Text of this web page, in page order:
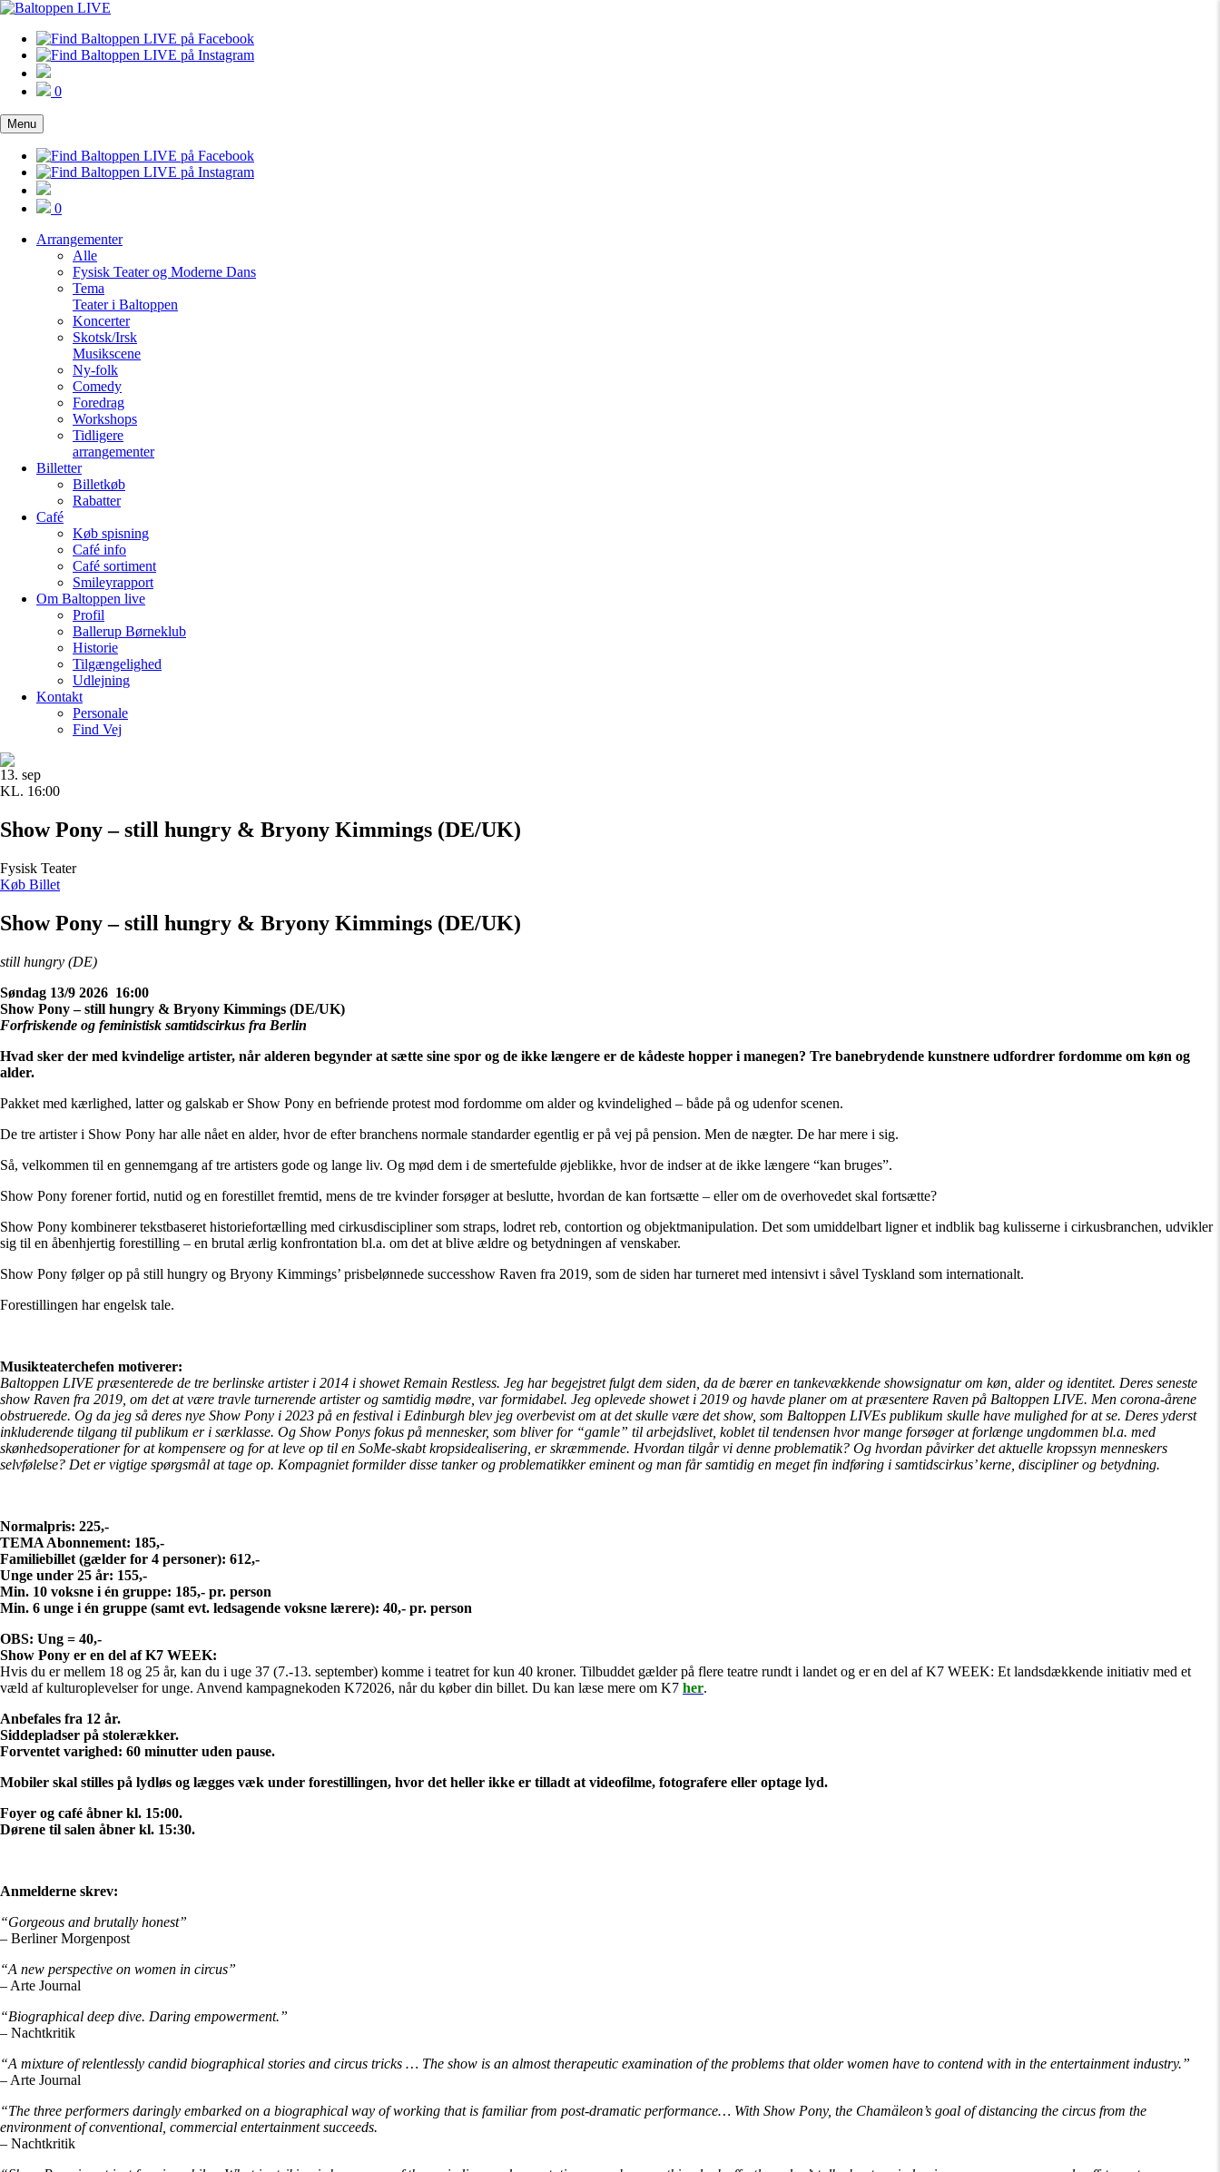
0
Menu
0
Arrangementer
Alle
Fysisk Teater og Moderne Dans
Tema
Teater i Baltoppen
Koncerter
Skotsk/Irsk
Musikscene
Ny-folk
Comedy
Foredrag
Workshops
Tidligere
arrangementer
Billetter
Billetkøb
Rabatter
Café
Køb spisning
Café info
Café sortiment
Smileyrapport
Om Baltoppen live
Profil
Ballerup Børneklub
Historie
Tilgængelighed
Udlejning
Kontakt
Personale
Find Vej
13. sep
KL. 16:00
Show Pony – still hungry & Bryony Kimmings (DE/UK)
Fysisk Teater
Køb Billet
Show Pony – still hungry & Bryony Kimmings (DE/UK)
still hungry (DE)
Søndag 13/9 2026 16:00
Show Pony – still hungry & Bryony Kimmings (DE/UK)
Forfriskende og feministisk samtidscirkus fra Berlin
Hvad sker der med kvindelige artister, når alderen begynder at sætte sine spor og de ikke længere er de kådeste hopper i manegen? Tre banebrydende kunstnere udfordrer fordomme om køn og
alder.
Pakket med kærlighed, latter og galskab er Show Pony en befriende protest mod fordomme om alder og kvindelighed – både på og udenfor scenen.
De tre artister i Show Pony har alle nået en alder, hvor de efter branchens normale standarder egentlig er på vej på pension. Men de nægter. De har mere i sig.
Så, velkommen til en gennemgang af tre artisters gode og lange liv. Og mød dem i de smertefulde øjeblikke, hvor de indser at de ikke længere “kan bruges”.
Show Pony forener fortid, nutid og en forestillet fremtid, mens de tre kvinder forsøger at beslutte, hvordan de kan fortsætte – eller om de overhovedet skal fortsætte?
Show Pony kombinerer tekstbaseret historiefortælling med cirkusdiscipliner som straps, lodret reb, contortion og objektmanipulation. Det som umiddelbart ligner et indblik bag kulisserne i cirkusbranchen, udvikler
sig til en åbenhjertig forestilling – en brutal ærlig konfrontation bl.a. om det at blive ældre og betydningen af venskaber.
Show Pony følger op på still hungry og Bryony Kimmings’ prisbelønnede successhow Raven fra 2019, som de siden har turneret med intensivt i såvel Tyskland som internationalt.
Forestillingen har engelsk tale.
Musikteaterchefen motiverer:
Baltoppen LIVE præsenterede de tre berlinske artister i 2014 i showet Remain Restless. Jeg har begejstret fulgt dem siden, da de bærer en tankevækkende showsignatur om køn, alder og identitet. Deres seneste
show Raven fra 2019, om det at være travle turnerende artister og samtidig mødre, var formidabel. Jeg oplevede showet i 2019 og havde planer om at præsentere Raven på Baltoppen LIVE. Men corona-årene
obstruerede. Og da jeg så deres nye Show Pony i 2023 på en festival i Edinburgh blev jeg overbevist om at det skulle være det show, som Baltoppen LIVEs publikum skulle have mulighed for at se. Deres yderst
inkluderende tilgang til publikum er i særklasse. Og Show Ponys fokus på mennesker, som bliver for “gamle” til arbejdslivet, koblet til tendensen hvor mange forsøger at forlænge ungdommen bl.a. med
skønhedsoperationer for at kompensere og for at leve op til en SoMe-skabt kropsidealisering, er skræmmende. Hvordan tilgår vi denne problematik? Og hvordan påvirker det aktuelle kropssyn menneskers
selvfølelse? Det er vigtige spørgsmål at tage op. Kompagniet formilder disse tanker og problematikker eminent og man får samtidig en meget fin indføring i samtidscirkus’ kerne, discipliner og betydning.
Normalpris: 225,-
TEMA Abonnement: 185,-
Familiebillet (gælder for 4 personer): 612,-
Unge under 25 år: 155,-
Min. 10 voksne i én gruppe: 185,- pr. person
Min. 6 unge i én gruppe (samt evt. ledsagende voksne lærere): 40,- pr. person
OBS: Ung = 40,-
Show Pony er en del af K7 WEEK:
Hvis du er mellem 18 og 25 år, kan du i uge 37 (7.-13. september) komme i teatret for kun 40 kroner. Tilbuddet gælder på flere teatre rundt i landet og er en del af K7 WEEK: Et landsdækkende initiativ med et
væld af kulturoplevelser for unge. Anvend kampagnekoden K72026, når du køber din billet. Du kan læse mere om K7 her.
Anbefales fra 12 år.
Siddepladser på stolerækker.
Forventet varighed: 60 minutter uden pause.
Mobiler skal stilles på lydløs og lægges væk under forestillingen, hvor det heller ikke er tilladt at videofilme, fotografere eller optage lyd.
Foyer og café åbner kl. 15:00.
Dørene til salen åbner kl. 15:30.
Anmelderne skrev:
“Gorgeous and brutally honest”
– Berliner Morgenpost
“A new perspective on women in circus”
– Arte Journal
“Biographical deep dive. Daring empowerment.”
– Nachtkritik
“A mixture of relentlessly candid biographical stories and circus tricks … The show is an almost therapeutic examination of the problems that older women have to contend with in the entertainment industry.”
– Arte Journal
“The three performers daringly embarked on a biographical way of working that is familiar from post-dramatic performance… With Show Pony, the Chamäleon’s goal of distancing the circus from the
environment of conventional, commercial entertainment succeeds.
– Nachtkritik